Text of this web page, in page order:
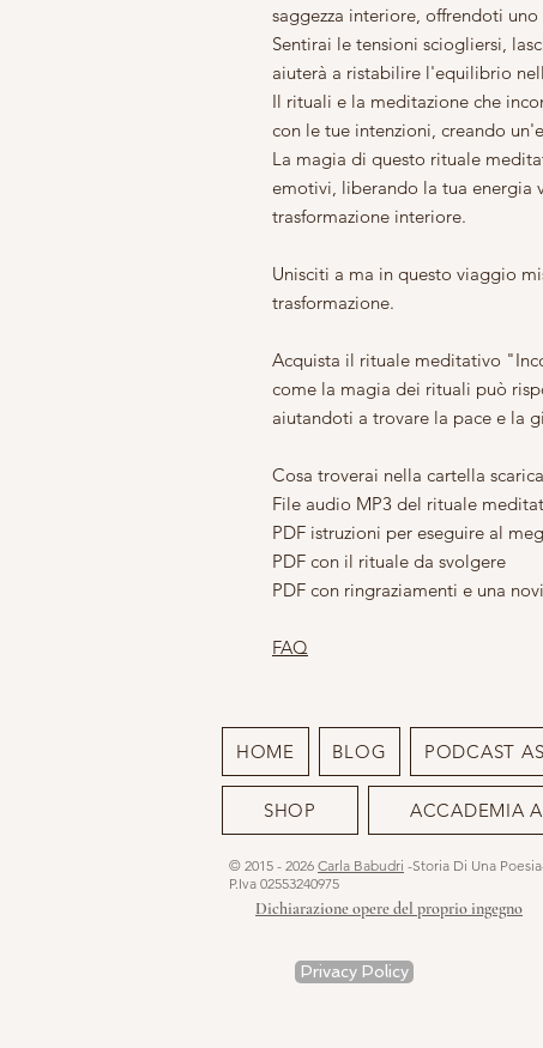
saggezza interiore, offrendoti
Sentirai le tensioni sciogliersi,
aiuterà a ristabilire l'equilibrio
Il rituali e la meditazione che
con le tue intenzioni, creando
La magia di questo rituale
emotivi, liberando la tua energia
trasformazione interiore.
Unisciti a ma in questo viaggio
trasformazione.
Acquista il rituale meditativo
come la magia dei rituali può
aiutandoti a trovare la pace e la
Cosa troverai nella cartella
File audio MP3 del rituale
PDF istruzioni per eseguire al
PDF con il rituale da svolgere
PDF con ringraziamenti e una
FAQ
HOME BLOG PODCAST
SHOP ACCADEMIA
© 2015 - 2026 Carla Babudri -Storia Di Una
P.Iva 02553240975
Dichiarazione opere del proprio ingegno
Privacy Policy